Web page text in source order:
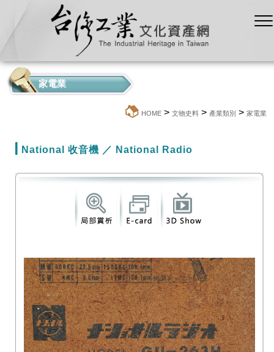
家電業
HOME > 文物史料 > 產業類別 > 家電業
National 收音機 ／ National Radio